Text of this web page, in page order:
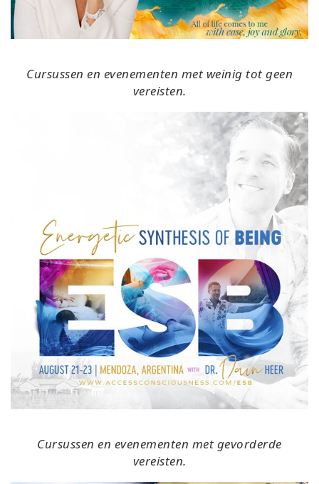
Cursussen en evenementen met weinig tot geen
vereisten.
Cursussen en evenementen met gevorderde
vereisten.